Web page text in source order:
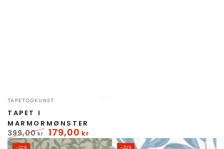
Forhandler:
TAPETOGKUNST
TAPET I
MARMORMØNSTER
Normal
399,00 kr
Udsalgspris
179,00 kr
–22% –22%